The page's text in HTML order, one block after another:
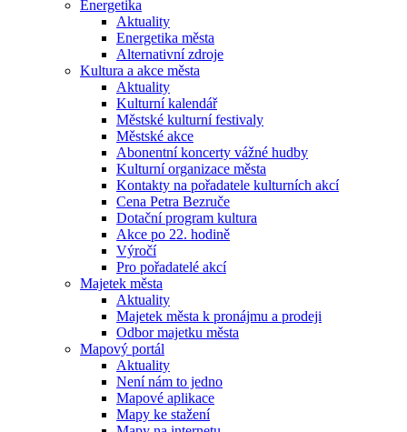
Energetika
Aktuality
Energetika města
Alternativní zdroje
Kultura a akce města
Aktuality
Kulturní kalendář
Městské kulturní festivaly
Městské akce
Abonentní koncerty vážné hudby
Kulturní organizace města
Kontakty na pořadatele kulturních akcí
Cena Petra Bezruče
Dotační program kultura
Akce po 22. hodině
Výročí
Pro pořadatelé akcí
Majetek města
Aktuality
Majetek města k pronájmu a prodeji
Odbor majetku města
Mapový portál
Aktuality
Není nám to jedno
Mapové aplikace
Mapy ke stažení